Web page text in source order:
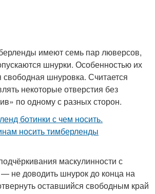
имеют семь пар люверсов,
шнурки. Особенностью их
шнуровка. Считается
некоторые отверстия без
по одному с разных сторон.
маскулинности с
не доводить шнурок до конца на
оставшийся свободным край